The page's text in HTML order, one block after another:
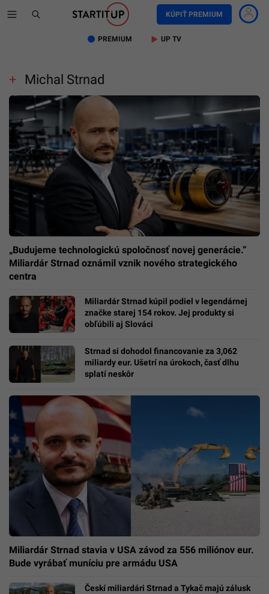
KÚPIŤ PREMIUM
PREMIUM UP TV
Michal Strnad
„Budujeme technologickú spoločnosť novej generácie.“
Miliardár Strnad oznámil vznik nového strategického
centra
Miliardár Strnad kúpil podiel v legendárnej
značke starej 154 rokov. Jej produkty si
obľúbili aj Slováci
Strnad si dohodol financovanie za 3,062
miliardy eur. Ušetrí na úrokoch, časť dlhu
splatí neskôr
Miliardár Strnad stavia v USA závod za 556 miliónov eur.
Bude vyrábať muníciu pre armádu USA
Českí miliardári Strnad a Tykač majú zálusk